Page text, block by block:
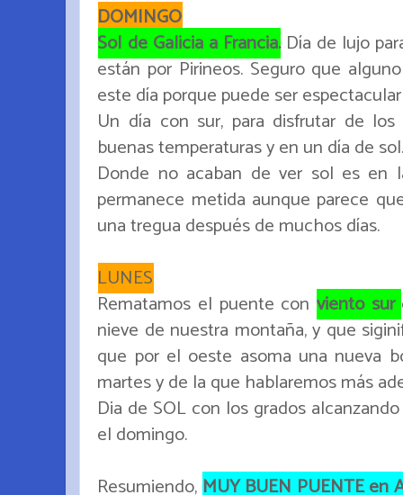
DOMINGO
Sol de Galicia a Francia.Día de lujo
están por Pirineos. Seguro que
este día porque puede ser
Un día con sur, para disfrutar de
buenas temperaturas y en un día de
Donde no acaban de ver sol es en
permanece metida aunque parece
una tregua después de muchos días.
LUNES
Rematamos el puente conviento sur
nieve de nuestra montaña, y que
que por el oeste asoma una nueva
martes y de la que hablaremos más
Dia de SOL con los grados
el domingo.
Resumiendo, MUY BUEN PUENTE en